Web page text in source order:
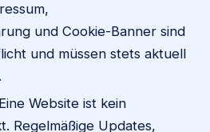
und Cookie-Banner sind
und müssen stets aktuell
Eine Website ist kein
Regelmäßige Updates,